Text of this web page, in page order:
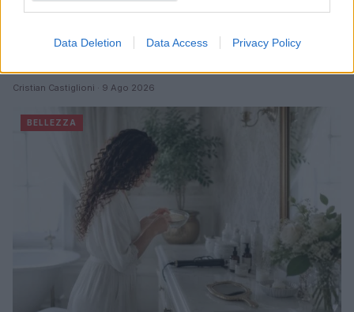
Data Deletion Data Access Privacy Policy
Come il face icing può trasformare la tua routine di
bellezza
Cristian Castiglioni · 9 Ago 2026
BELLEZZA